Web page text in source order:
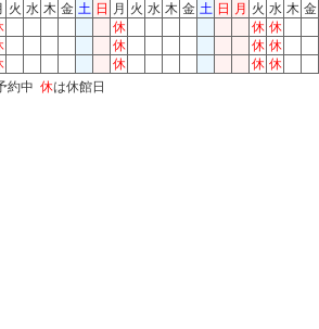
火 水 木 金 土 日
月 火 水 木 金 土 日
月 火 水 木 金
休 休 休
休 休 休
休 休 休
約中 休は休館日